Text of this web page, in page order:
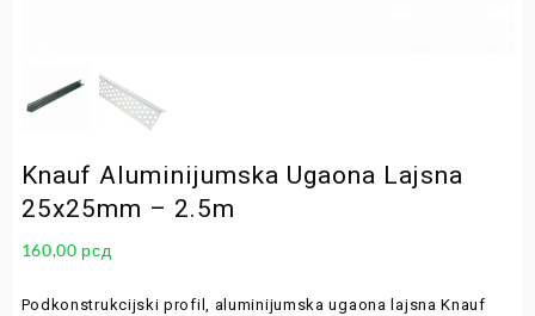
Knauf Aluminijumska Ugaona Lajsna
25x25mm – 2.5m
160,00 рсд
Podkonstrukcijski profil, aluminijumska ugaona lajsna Knauf